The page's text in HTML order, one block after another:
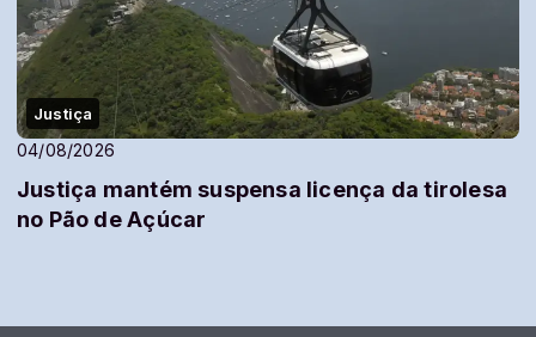
Justiça
04/08/2026
Justiça mantém suspensa licença da tirolesa
no Pão de Açúcar